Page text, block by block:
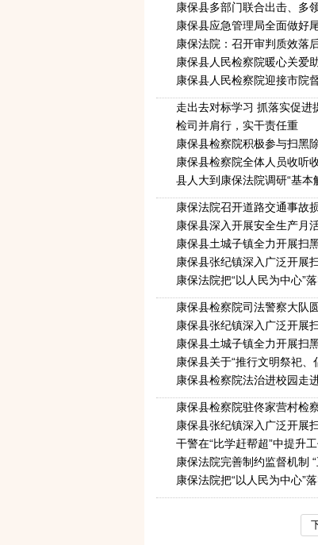
康保县多部门联合出击、多
康保县应急管理局全面做好
康保法院：召开审判质效落
康保县人民检察院暖心关爱
康保县人民检察院迎接市院
走出去对标学习 抓落实促进
检司并肩行，实干责任重
康保县检察院积极参与扫黑
康保县检察院全体人员收听
县人大到康保法院调研“基本
康保法院召开道路交通事故
康保县深入开展安全生产月
康保县土城子镇全力开展扫
康保县张纪镇深入广泛开展
康保法院把“以人民为中心”
康保县检察院司法警察大队
康保县张纪镇深入广泛开展
康保县土城子镇全力开展扫
康保县关于“推行文明祭祀、
康保县检察院法治进校园走
康保县检察院驻佟家营村检
康保县张纪镇深入广泛开展
干警在“比学赶帮超”中提升
康保法院完善制约监督机制
康保法院把“以人民为中心”